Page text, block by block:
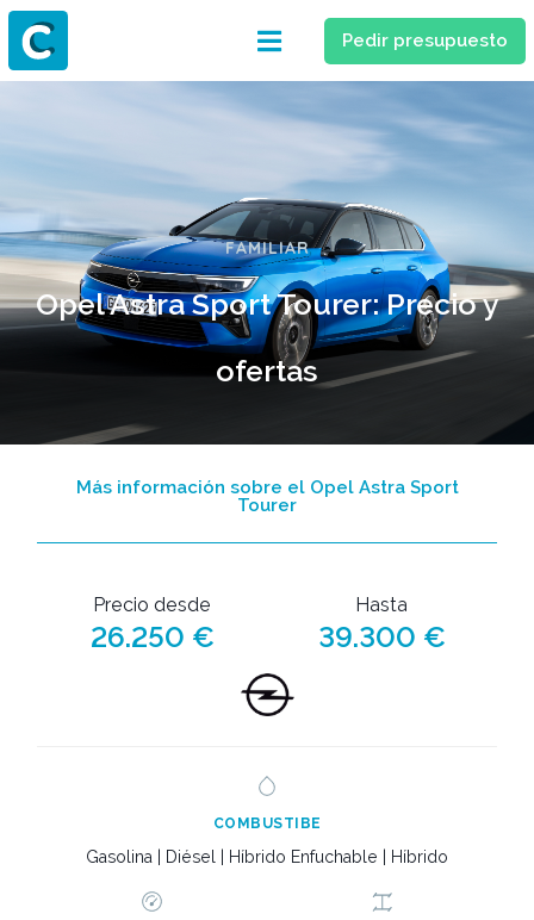
Pedir presupuesto
FAMILIAR
Opel Astra Sport Tourer: Precio y
ofertas
Más información sobre el Opel Astra Sport
Tourer
Precio desde
26.250 €
Hasta
39.300 €
COMBUSTIBE
Gasolina | Diésel | Híbrido Enfuchable | Híbrido